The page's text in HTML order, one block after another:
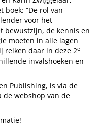
boek: “De rol van
voor het
bewustzijn, de kennis en
moeten in alle lagen
reiken daar in deze 2e
invalshoeken en
Publishing, is via de
de webshop van de